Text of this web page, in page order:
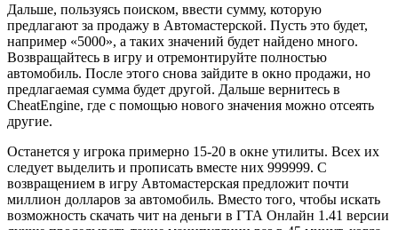
Дальше, пользуясь поиском, ввести сумму, которую
предлагают за продажу в Автомастерской. Пусть это будет,
например «5000», а таких значений будет найдено много.
Возвращайтесь в игру и отремонтируйте полностью
автомобиль. После этого снова зайдите в окно продажи, но
предлагаемая сумма будет другой. Дальше вернитесь в
CheatEngine, где с помощью нового значения можно отсеять
другие.
Останется у игрока примерно 15-20 в окне утилиты. Всех их
следует выделить и прописать вместе них 999999. С
возвращением в игру Автомастерская предложит почти
миллион долларов за автомобиль. Вместо того, чтобы искать
возможность скачать чит на деньги в ГТА Онлайн 1.41 версии